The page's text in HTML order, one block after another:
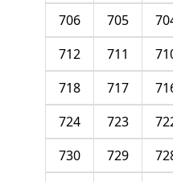
705
706
711
712
717
718
723
724
729
730